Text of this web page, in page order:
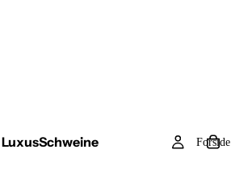
LuxusSchweine Forside